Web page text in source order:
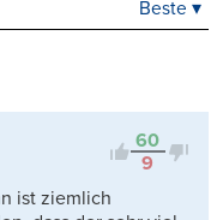
Kontrovers
Beste ▾
60
9
ist ziemlich